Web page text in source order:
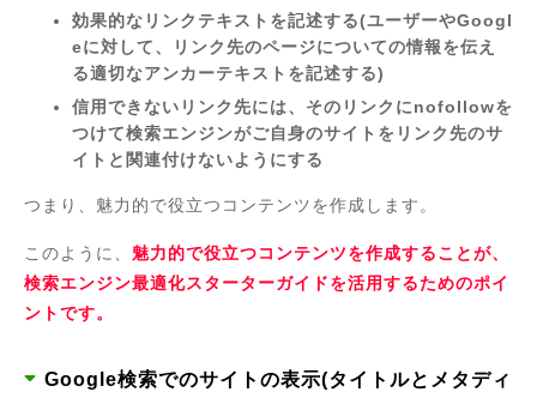
効果的なリンクテキストを記述する(ユーザーやGoogl
eに対して、リンク先のページについての情報を伝え
る適切なアンカーテキストを記述する)
信用できないリンク先には、そのリンクにnofollowを
つけて検索エンジンがご自身のサイトをリンク先のサ
イトと関連付けないようにする
つまり、魅力的で役立つコンテンツを作成します。
このように、 魅力的で役立つコンテンツを作成することが、
検索エンジン最適化スターターガイドを活用するためのポイ
ントです。
Google検索でのサイトの表示(タイトルとメタディ